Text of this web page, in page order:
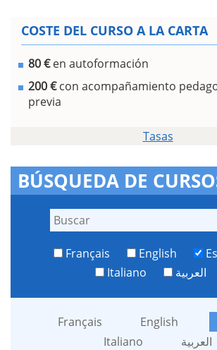
COSTE DEL CURSO A LA CARTA
80 €en autoformación
200 €con acompañamiento
previa
Tasas
BÚSQUEDA DE
Français English
Italiano
العربية
Français English
Italiano
العربية